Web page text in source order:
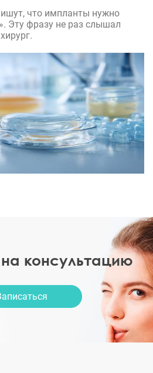
что импланты нужно
Эту фразу не раз слышал
консультацию